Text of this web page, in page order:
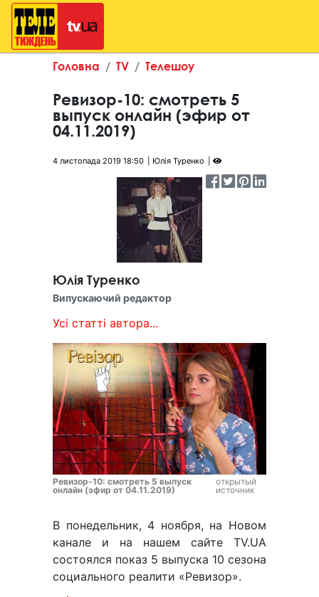
Головна TV Телешоу
Ревизор-10: смотреть 5
выпуск онлайн (эфир от
04.11.2019)
4 листопада 2019 18:50 Юлія Туренко
Юлія Туренко
Випускаючий редактор
Усі статті автора...
Ревизор-10: смотреть 5 выпуск
онлайн (эфир от 04.11.2019)
открытый
источник
В понедельник, 4 ноября, на Новом
канале и на нашем сайте TV.UA
состоялся показ 5 выпуска 10 сезона
социального реалити «Ревизор».